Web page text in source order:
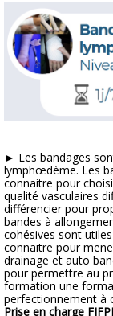
► Les bandages
lymphœdème. Les
connaitre pour
qualité vasculaires
différencier pour
bandes à
cohésives sont
connaitre pour
drainage et auto
pour permettre au
formation une
perfectionnement à
Prise en charge